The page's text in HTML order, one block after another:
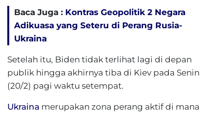
Baca Juga : Kontras Geopolitik 2 Negara
Adikuasa yang Seteru di Perang Rusia-
Ukraina
Setelah itu, Biden tidak terlihat lagi di depan
publik hingga akhirnya tiba di Kiev pada Senin
(20/2) pagi waktu setempat.
Ukraina merupakan zona perang aktif di mana